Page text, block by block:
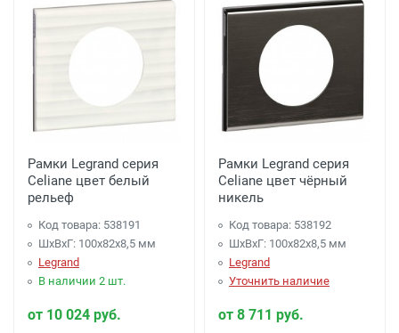
Рамки Legrand серия
Celiane цвет белый
рельеф
Код товара: 538191
ШхВхГ: 100x82x8,5 мм
Legrand
В наличии 2 шт.
от 10 024 руб.
Рамки Legrand серия
Celiane цвет чёрный
никель
Код товара: 538192
ШхВхГ: 100x82x8,5 мм
Legrand
Уточнить наличие
от 8 711 руб.